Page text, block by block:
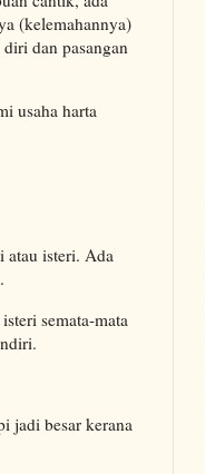
(kelemahannya)
dan pasangan
usaha harta
atau isteri. Ada
semata-mata
jadi besar kerana